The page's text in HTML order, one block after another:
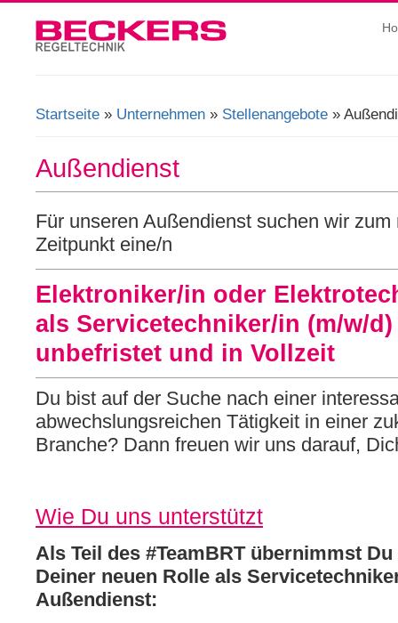
Startseite » Unternehmen » Stellenangebote »
Außendienst
Für unseren Außendienst suchen wir
Zeitpunkt eine/n
Elektroniker/in oder
als Servicetechniker/in (m/w/d)
unbefristet und in Vollzeit
Du bist auf der Suche nach einer
abwechslungsreichen Tätigkeit in einer
Branche? Dann freuen wir uns darauf,
Wie Du uns unterstützt
Als Teil des #TeamBRT übernimmst
Deiner neuen Rolle als
Außendienst: